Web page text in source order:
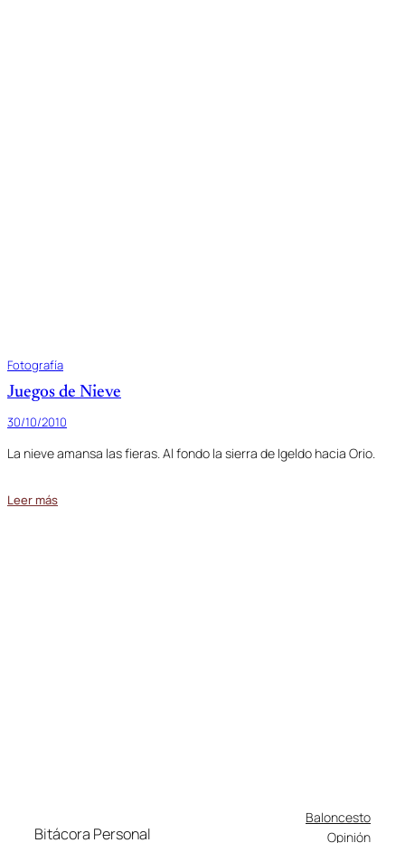
Fotografía
Juegos de Nieve
30/10/2010
La nieve amansa las fieras. Al fondo la sierra de Igeldo hacia Orio.
Leer más
Bitácora Personal
Baloncesto
Opinión